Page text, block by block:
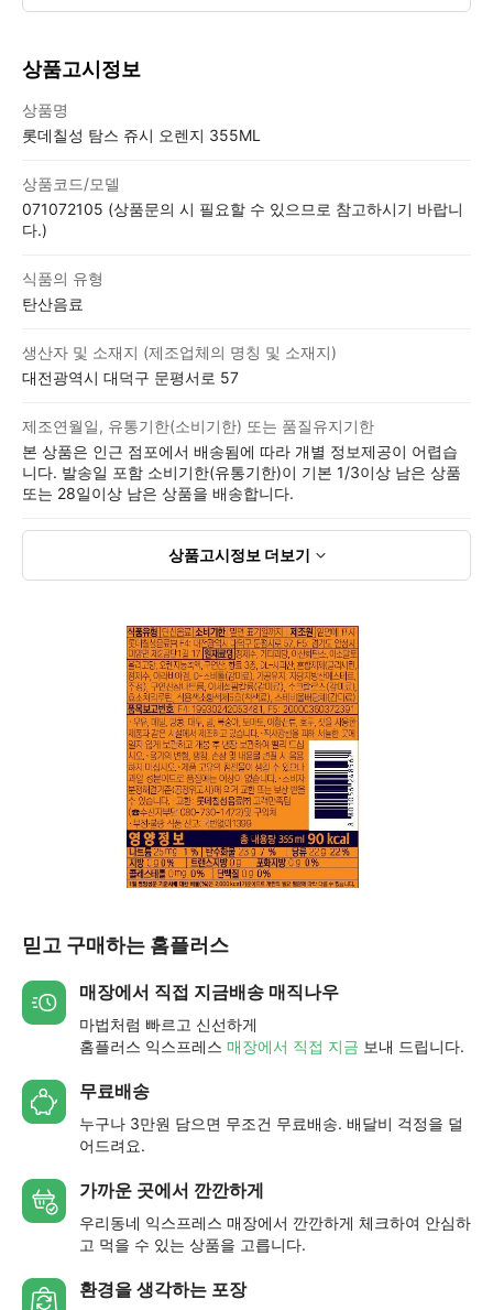
상품고시정보
상품명
롯데칠성 탐스 쥬시 오렌지 355ML
상품코드/모델
071072105 (상품문의 시 필요할 수 있으므로 참고하시기 바랍니
다.)
식품의 유형
탄산음료
생산자 및 소재지 (제조업체의 명칭 및 소재지)
대전광역시 대덕구 문평서로 57
제조연월일, 유통기한(소비기한) 또는 품질유지기한
본 상품은 인근 점포에서 배송됨에 따라 개별 정보제공이 어렵습
니다. 발송일 포함 소비기한(유통기한)이 기본 1/3이상 남은 상품
또는 28일이상 남은 상품을 배송합니다.
상품고시정보 더보기
믿고 구매하는 홈플러스
매장에서 직접 지금배송 매직나우
마법처럼 빠르고 신선하게
홈플러스 익스프레스 매장에서 직접 지금 보내 드립니다.
무료배송
누구나 3만원 담으면 무조건 무료배송. 배달비 걱정을 덜
어드려요.
가까운 곳에서 깐깐하게
우리동네 익스프레스 매장에서 깐깐하게 체크하여 안심하
고 먹을 수 있는 상품을 고릅니다.
환경을 생각하는 포장